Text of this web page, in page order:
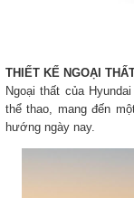
THIẾT KẾ NGOẠI
Ngoại thất của
thể thao, mang đến
hướng ngày nay.